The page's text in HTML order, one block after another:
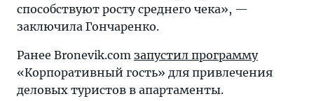
способствуют росту среднего чека», —
заключила Гончаренко.
Ранее Bronevik.com запустил программу
«Корпоративный гость» для привлечения
деловых туристов в апартаменты.